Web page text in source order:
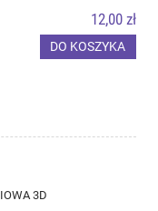
12,00 zł
DO KOSZYKA
3D